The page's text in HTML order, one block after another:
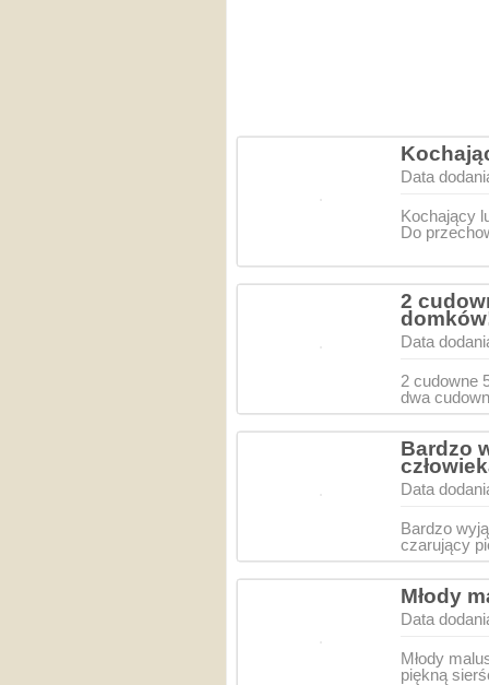
Data
Kochający
Do
2
Data
2 cudowne
dwa
Bardzo
Data
Bardzo
czarujący
Młody
Data
Młody
piękną